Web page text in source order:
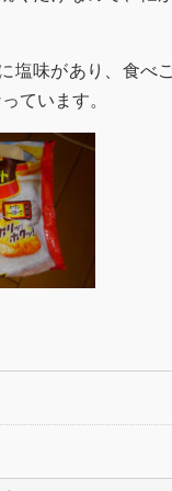
塩味があり、食べ
ています。